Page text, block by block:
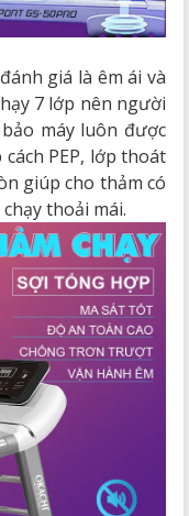
giá là êm ái và
7 lớp nên người
máy luôn được
PEP, lớp thoát
giúp cho thảm có
thoải mái.